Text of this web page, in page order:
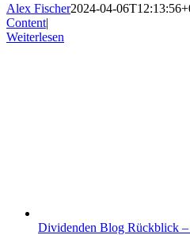
Alex Fischer2024-04-
Content|
Weiterlesen
Dividenden Blog Rückblick